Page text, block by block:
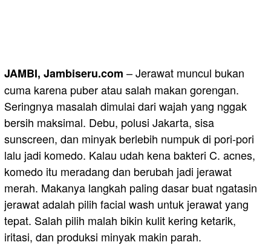
JAMBI, Jambiseru.com – Jerawat muncul bukan
cuma karena puber atau salah makan gorengan.
Seringnya masalah dimulai dari wajah yang nggak
bersih maksimal. Debu, polusi Jakarta, sisa
sunscreen, dan minyak berlebih numpuk di pori-pori
lalu jadi komedo. Kalau udah kena bakteri C. acnes,
komedo itu meradang dan berubah jadi jerawat
merah. Makanya langkah paling dasar buat ngatasin
jerawat adalah pilih facial wash untuk jerawat yang
tepat. Salah pilih malah bikin kulit kering ketarik,
iritasi, dan produksi minyak makin parah.